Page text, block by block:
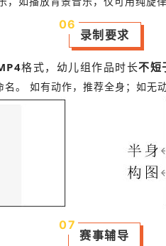
06
录制要求
格式，幼儿组作品时长不短
。 如有动作，推荐全身；如无
07
赛事辅导